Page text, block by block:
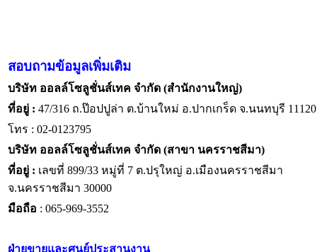
สอบถามข้อมูลเพิ่มเติม
บริษัท ออลล์โซลูชั่นส์เทค จำกัด (สำนักงานใหญ่)
ที่อยู่ : 47/316 ถ.ป๊อปปูล่า ต.บ้านใหม่ อ.ปากเกร็ด จ.นนทบุรี 11120
โทร : 02-0123795
บริษัท ออลล์โซลูชั่นส์เทค จำกัด (สาขา นครราชสีมา)
ที่อยู่ : เลขที่ 899/33 หมู่ที่ 7 ต.ปรุใหญ่ อ.เมืองนครราชสีมา
จ.นครราชสีมา 30000
มือถือ : 065-969-3552
ฝ่ายขายและศูนย์ประสานงาน